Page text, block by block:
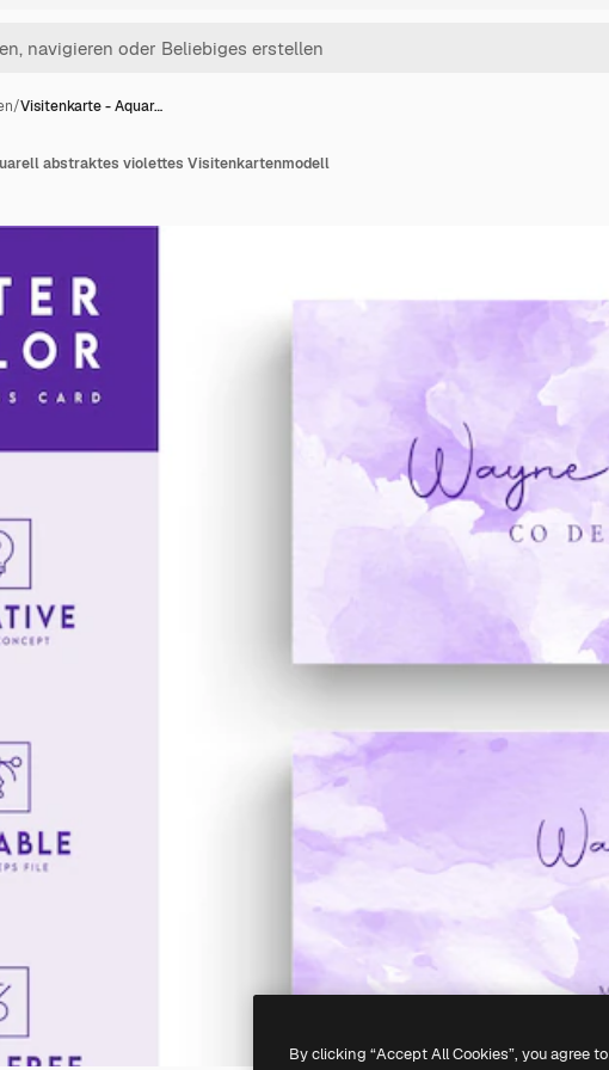
/Visitenkarte - Aquar…
abstraktes violettes Visitenkartenmodell
By clicking “Accept All Cookies”, you agree